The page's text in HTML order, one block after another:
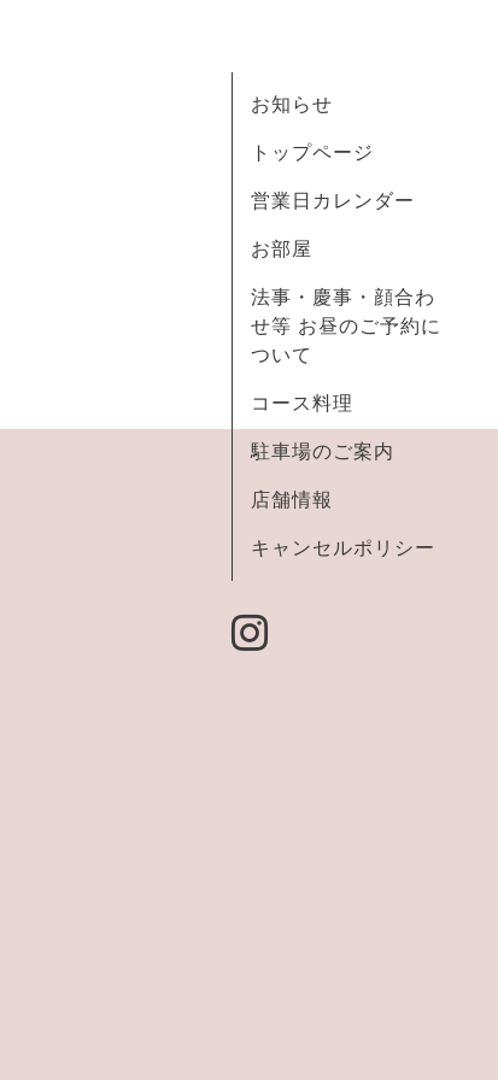
お知らせ
トップページ
営業日カレンダー
お部屋
法事・慶事・顔合わ
せ等 お昼のご予約に
ついて
コース料理
駐車場のご案内
店舗情報
キャンセルポリシー